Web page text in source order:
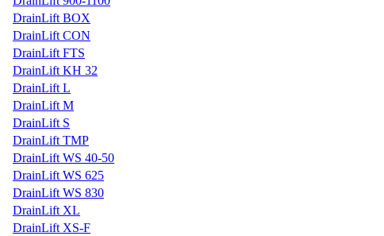
DrainLift BOX
DrainLift CON
DrainLift FTS
DrainLift KH 32
DrainLift L
DrainLift M
DrainLift S
DrainLift TMP
DrainLift WS 40-50
DrainLift WS 625
DrainLift WS 830
DrainLift XL
DrainLift XS-F